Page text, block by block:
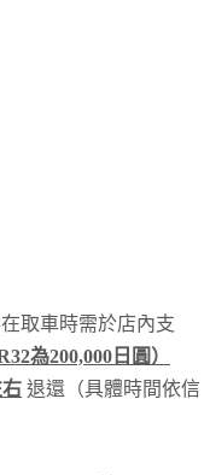
取車時需於店內支
為200,000日圓）
退還（具體時間依信